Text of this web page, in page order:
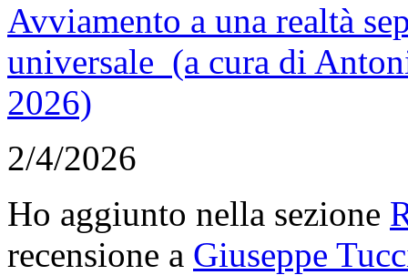
Avviamento a una realtà
universale (a cura di
2026)
2/4/2026
Ho aggiunto nella sezione
recensione a Giuseppe